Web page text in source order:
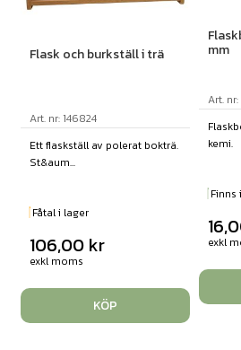
Flask och burkställ i trä
Art. nr: 146824
Ett flaskställ av polerat bokträ.
St&aum...
Fåtal i lager
106,00 kr
exkl moms
KÖP
mm
Art.
kemi.
Finns
exkl